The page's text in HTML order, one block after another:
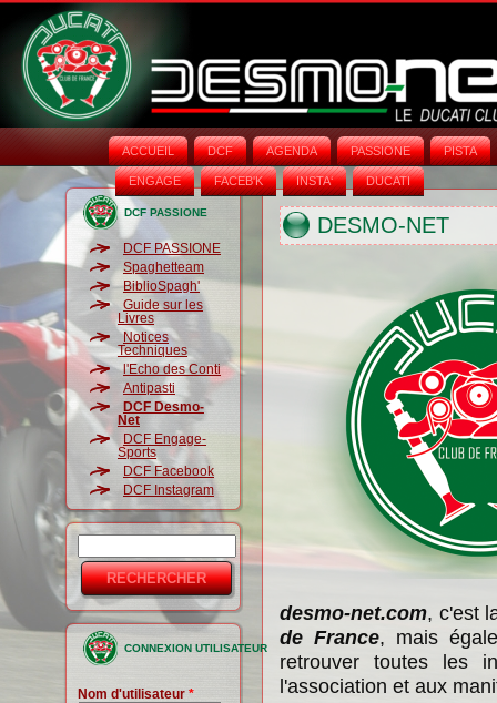
ACCUEIL DCF AGENDA PASSIONE PISTA
ENGAGE FACEB'K INSTA‘ DUCATI
DCF PASSIONE
DCF PASSIONE
Spaghetteam
BiblioSpagh'
Guide sur les
Livres
Notices
Techniques
l'Echo des Conti
Antipasti
DCF Desmo-
Net
DCF Engage-
Sports
DCF Facebook
DCF Instagram
Formulaire
de
recherche
CONNEXION UTILISATEUR
Nom d'utilisateur *
DESMO-NET
desmo-net.com, c'est
de France, mais
retrouver toutes les
l'association et aux